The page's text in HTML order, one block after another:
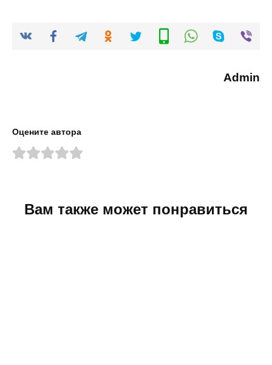
Admin
Оцените автора
Вам также может понравиться